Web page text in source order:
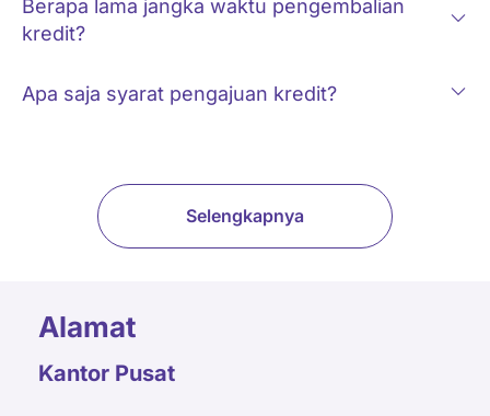
Berapa lama jangka waktu pengembalian
kredit?
Apa saja syarat pengajuan kredit?
Selengkapnya
Alamat
Kantor Pusat